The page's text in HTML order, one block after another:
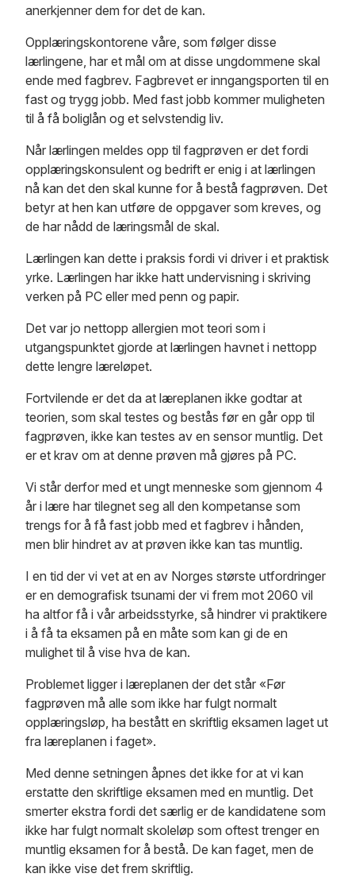
anerkjenner dem for det de kan.
Opplæringskontorene våre, som følger disse
lærlingene, har et mål om at disse ungdommene skal
ende med fagbrev. Fagbrevet er inngangsporten til en
fast og trygg jobb. Med fast jobb kommer muligheten
til å få boliglån og et selvstendig liv.
Når lærlingen meldes opp til fagprøven er det fordi
opplæringskonsulent og bedrift er enig i at lærlingen
nå kan det den skal kunne for å bestå fagprøven. Det
betyr at hen kan utføre de oppgaver som kreves, og
de har nådd de læringsmål de skal.
Lærlingen kan dette i praksis fordi vi driver i et praktisk
yrke. Lærlingen har ikke hatt undervisning i skriving
verken på PC eller med penn og papir.
Det var jo nettopp allergien mot teori som i
utgangspunktet gjorde at lærlingen havnet i nettopp
dette lengre læreløpet.
Fortvilende er det da at læreplanen ikke godtar at
teorien, som skal testes og bestås før en går opp til
fagprøven, ikke kan testes av en sensor muntlig. Det
er et krav om at denne prøven må gjøres på PC.
Vi står derfor med et ungt menneske som gjennom 4
år i lære har tilegnet seg all den kompetanse som
trengs for å få fast jobb med et fagbrev i hånden,
men blir hindret av at prøven ikke kan tas muntlig.
I en tid der vi vet at en av Norges største utfordringer
er en demografisk tsunami der vi frem mot 2060 vil
ha altfor få i vår arbeidsstyrke, så hindrer vi praktikere
i å få ta eksamen på en måte som kan gi de en
mulighet til å vise hva de kan.
Problemet ligger i læreplanen der det står «Før
fagprøven må alle som ikke har fulgt normalt
opplæringsløp, ha bestått en skriftlig eksamen laget ut
fra læreplanen i faget».
Med denne setningen åpnes det ikke for at vi kan
erstatte den skriftlige eksamen med en muntlig. Det
smerter ekstra fordi det særlig er de kandidatene som
ikke har fulgt normalt skoleløp som oftest trenger en
muntlig eksamen for å bestå. De kan faget, men de
kan ikke vise det frem skriftlig.